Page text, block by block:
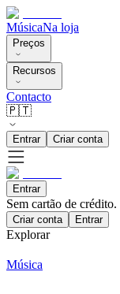
MúsicaNa loja
Preços
Recursos
Contacto
🇵🇹
Entrar Criar conta
Entrar
Sem cartão de
Criar conta Entrar
Explorar
Música